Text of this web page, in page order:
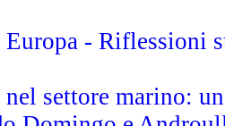
Europa - Riflessioni
settore marino: